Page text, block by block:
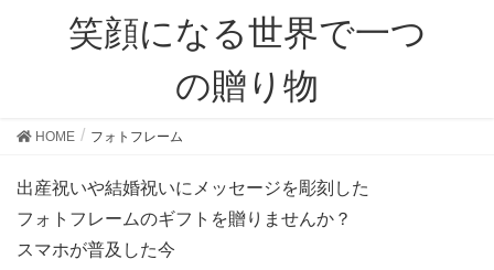
笑顔になる世界で一つ
の贈り物
HOME フォトフレーム
出産祝いや結婚祝いにメッセージを彫刻した
フォトフレームのギフトを贈りませんか？
スマホが普及した今